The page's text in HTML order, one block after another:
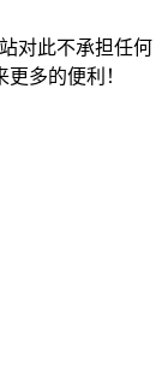
对此不承担任何
多的便利！